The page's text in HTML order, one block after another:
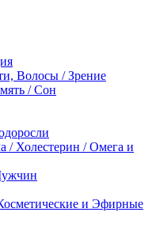
Волосы / Зрение
/ Сон
/ Холестерин / Омега и
и Эфирные